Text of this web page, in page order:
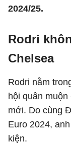
2024/25.
Rodri
Chelsea
Rodri nằm
hội quân
mới. Do cùng
Euro 2024,
kiện.